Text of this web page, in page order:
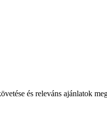
és releváns ajánlatok